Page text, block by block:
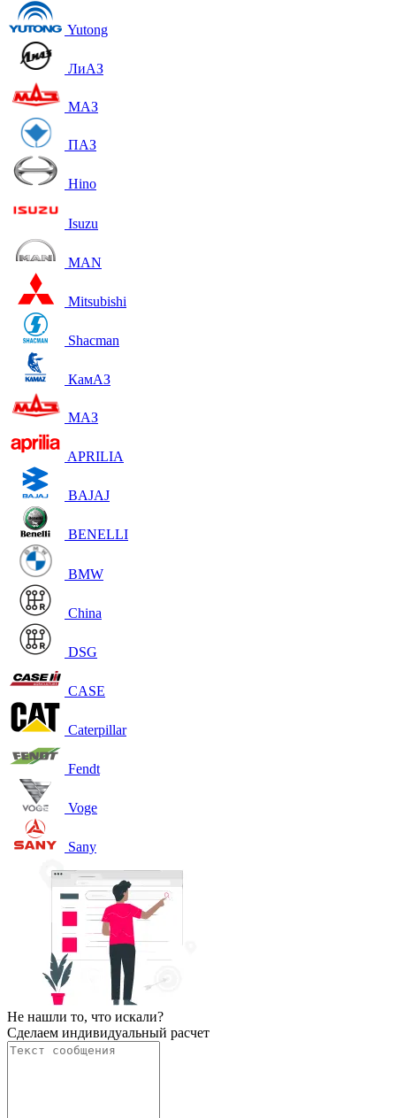
Yutong
ЛиАЗ
МАЗ
ПАЗ
Hino
Isuzu
MAN
Mitsubishi
Shacman
КамАЗ
МАЗ
APRILIA
BAJAJ
BENELLI
BMW
China
DSG
CASE
Caterpillar
Fendt
Voge
Sany
Не нашли то, что искали?
Сделаем индивидуальный расчет